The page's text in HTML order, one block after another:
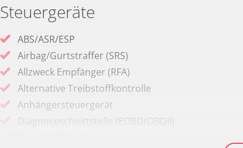
Steuergeräte
ABS/ASR/ESP
Airbag/Gurtstraffer (SRS)
Allzweck Empfänger (RFA)
Alternative Treibstoffkontrolle
Anhängersteuergerät
Diagnoseschnittstelle (EOBD/OBDII)